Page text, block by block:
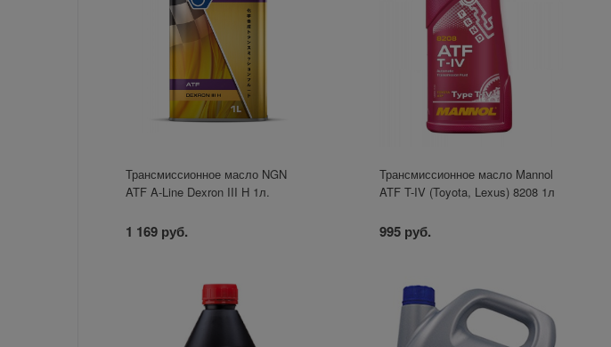
Трансмиссионное масло NGN
ATF A-Line Dexron III H 1л.
1 169 руб.
Трансмиссионное масло Mannol
ATF T-IV (Toyota, Lexus) 8208 1л
995 руб.